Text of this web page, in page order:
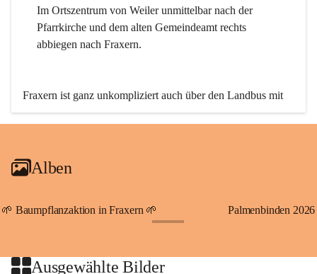
Im Ortszentrum von Weiler unmittelbar nach der
Pfarrkirche und dem alten Gemeindeamt rechts
abbiegen nach Fraxern.
Fraxern ist ganz unkompliziert auch über den Landbus mit
den öffentlichen Verkehrsmitteln zu erreichen. Die Linie
An Samstagen, Sonn- und Feiertagen können Sie bequem
persönlichen Linienbus zur gewünschten Zeit zu Ihrer
Haltestelle bestellen. Sowohl von Weiler kommend nach
beide Fahrten Weiler-Fraxern-Weiler.
Alben
🌱 Baumpflanzaktion in Fraxern 🌱 Palmenbinden 2026
Ausgewählte Bilder